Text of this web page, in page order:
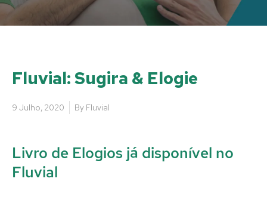
Fluvial: Sugira & Elogie
9 Julho, 2020 By Fluvial
Livro de Elogios já disponível no
Fluvial